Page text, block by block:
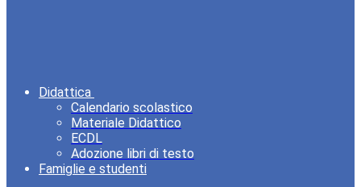
Didattica
Calendario scolastico
Materiale Didattico
ECDL
Adozione libri di testo
Famiglie e studenti